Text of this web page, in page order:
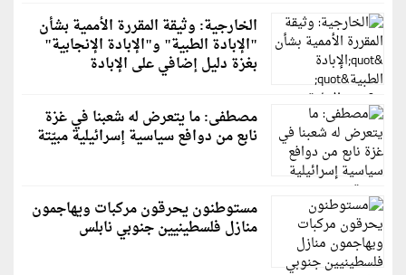
الخارجية: وثيقة المقررة الأممية بشأن
"الإبادة الطبية" و"الإبادة الإنجابية"
بغزة دليل إضافي على الإبادة
مصطفى: ما يتعرض له شعبنا في غزة
نابع من دوافع سياسية إسرائيلية مبيّتة
مستوطنون يحرقون مركبات ويهاجمون
منازل فلسطينيين جنوبي نابلس